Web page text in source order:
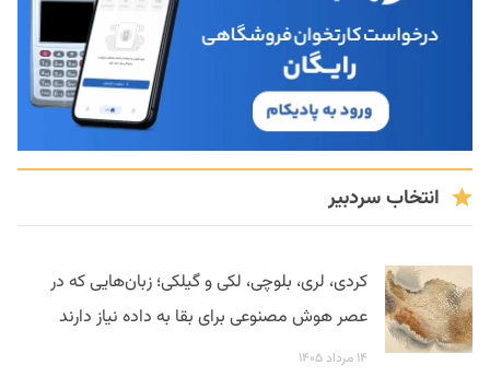
انتخاب سردبیر
کردی، لری، بلوچی، لکی و گیلکی؛ زبان‌هایی که در
عصر هوش مصنوعی برای بقا به داده نیاز دارند
۱۴ مرداد ۱۴۰۵